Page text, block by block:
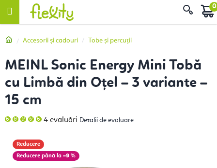
AcasăAccesorii și cadouri Tobe și percuții
MEINL Sonic Energy Mini Tobă
cu Limbă din Oțel – 3 variante –
15 cm
Evaluarea
medie
este
5,0
din
5
stele.
4 evaluări Detalii de evaluare
Reducere
până la –9 %